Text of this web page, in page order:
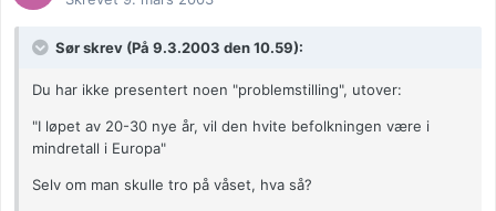
Sør skrev (På 9.3.2003 den 10.59):
Du har ikke presentert noen "problemstilling", utover:
"I løpet av 20-30 nye år, vil den hvite befolkningen være i
mindretall i Europa"
Selv om man skulle tro på våset, hva så?